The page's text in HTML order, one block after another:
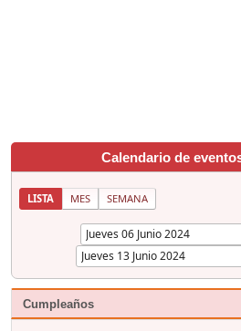
Calendario de
LISTA MES SEMANA
Cumpleaños